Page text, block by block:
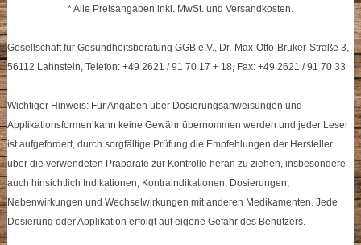
* Alle Preisangaben inkl. MwSt. und Versandkosten.
Gesellschaft für Gesundheitsberatung GGB e.V., Dr.-Max-Otto-Bruker-Straße 3,
56112 Lahnstein, Telefon: +49 2621 / 91 70 17 + 18, Fax: +49 2621 / 91 70 33
Wichtiger Hinweis: Für Angaben über Dosierungsanweisungen und
Applikationsformen kann keine Gewähr übernommen werden und jeder Leser
ist aufgefordert, durch sorgfältige Prüfung die Empfehlungen der Hersteller
über die verwendeten Präparate zur Kontrolle heran zu ziehen, insbesondere
auch hinsichtlich Indikationen, Kontraindikationen, Dosierungen,
Nebenwirkungen und Wechselwirkungen mit anderen Medikamenten. Jede
Dosierung oder Applikation erfolgt auf eigene Gefahr des Benutzers.